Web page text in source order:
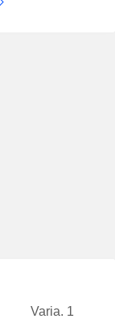
Varia. 1